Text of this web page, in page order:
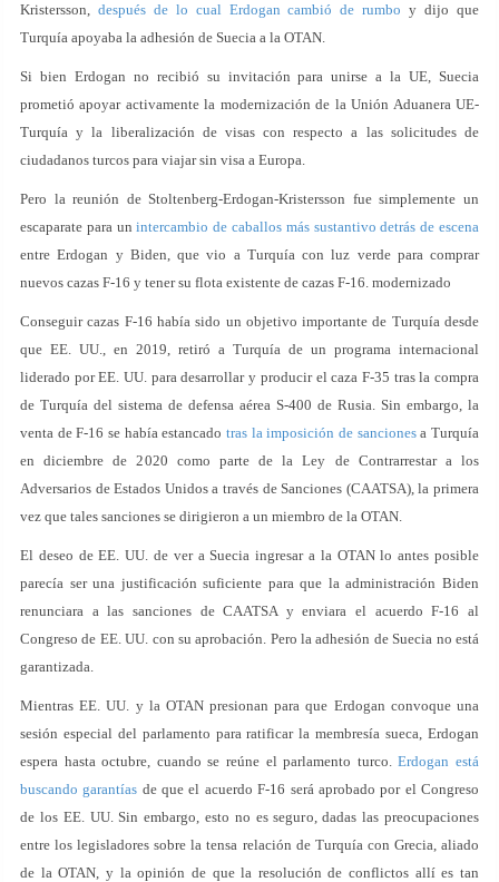
Kristersson, después de lo cual Erdogan cambió de rumbo y dijo que
Turquía apoyaba la adhesión de Suecia a la OTAN.
Si bien Erdogan no recibió su invitación para unirse a la UE, Suecia
prometió apoyar activamente la modernización de la Unión Aduanera UE-
Turquía y la liberalización de visas con respecto a las solicitudes de
ciudadanos turcos para viajar sin visa a Europa.
Pero la reunión de Stoltenberg-Erdogan-Kristersson fue simplemente un
escaparate para unintercambio de caballos más sustantivo detrás de escena
entre Erdogan y Biden, que vio a Turquía con luz verde para comprar
nuevos cazas F-16 y tener su flota existente de cazas F-16. modernizado
Conseguir cazas F-16 había sido un objetivo importante de Turquía desde
que EE. UU., en 2019, retiró a Turquía de un programa internacional
liderado por EE. UU. para desarrollar y producir el caza F-35 tras la compra
de Turquía del sistema de defensa aérea S-400 de Rusia. Sin embargo, la
venta de F-16 se había estancado tras la imposición de sancionesa Turquía
en diciembre de 2020 como parte de la Ley de Contrarrestar a los
Adversarios de Estados Unidos a través de Sanciones (CAATSA), la primera
vez que tales sanciones se dirigieron a un miembro de la OTAN.
El deseo de EE. UU. de ver a Suecia ingresar a la OTAN lo antes posible
parecía ser una justificación suficiente para que la administración Biden
renunciara a las sanciones de CAATSA y enviara el acuerdo F-16 al
Congreso de EE. UU. con su aprobación. Pero la adhesión de Suecia no está
garantizada.
Mientras EE. UU. y la OTAN presionan para que Erdogan convoque una
sesión especial del parlamento para ratificar la membresía sueca, Erdogan
espera hasta octubre, cuando se reúne el parlamento turco.Erdogan está
buscando garantías de que el acuerdo F-16 será aprobado por el Congreso
de los EE. UU. Sin embargo, esto no es seguro, dadas las preocupaciones
entre los legisladores sobre la tensa relación de Turquía con Grecia, aliado
de la OTAN, y la opinión de que la resolución de conflictos allí es tan